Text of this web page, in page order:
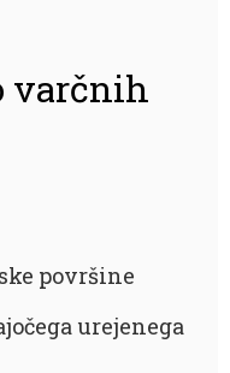
varčnih
površine
urejenega